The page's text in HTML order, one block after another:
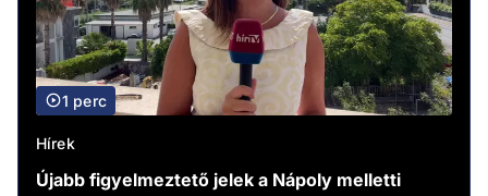
1 perc
Hírek
Újabb figyelmeztető jelek a Nápoly melletti